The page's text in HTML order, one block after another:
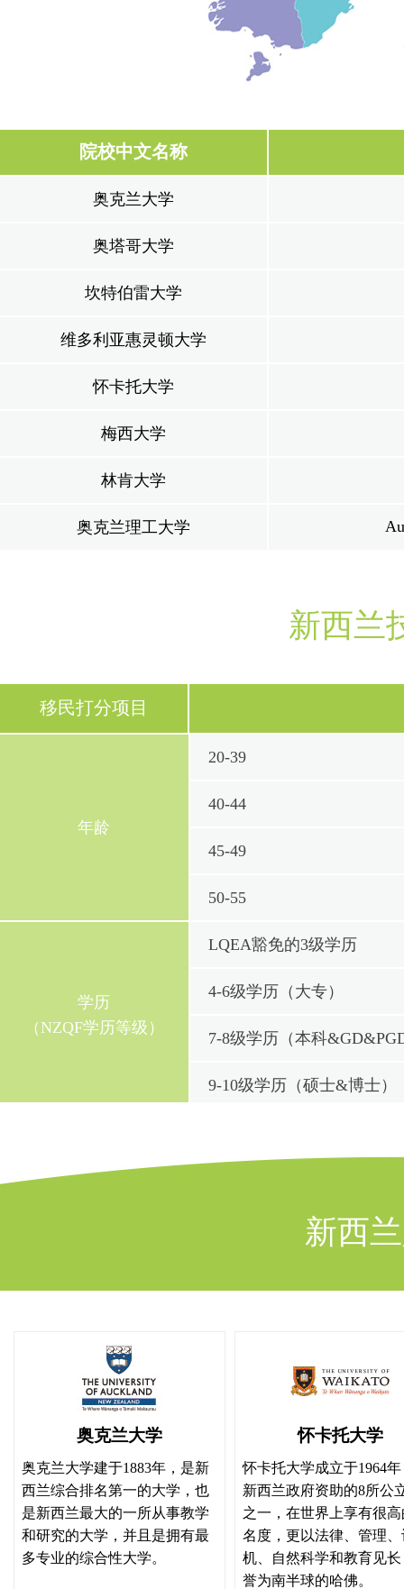
院校中文名称
奥克兰大学
奥塔哥大学
坎特伯雷大学
维多利亚惠灵顿大学
怀卡托大学
梅西大学
林肯大学
奥克兰理工大学
新西兰
移民打分项目
年龄
20-39
40-44
45-49
50-55
学历
（NZQF学历等级）
LQEA豁免的3级学历
4-6级学历（大专）
7-8级学历（本科
9-10级学历（硕士&博士）
学历额外分
2年研究生及以上学历（
技能就业
注：技能就业得分要求
ANZSCO职业大典任意等
技能就业额外分
（多选，可叠加）
长期短缺职业LTSSL
奥克兰以外地区就业
收入超过新西兰国民中位
注：收入超过新西兰国民
新西
奥克兰大学
奥克兰大学建于1883年，是新
西兰综合排名第一的大学，也
是新西兰最大的一所从事教学
和研究的大学，并且是拥有最
多专业的综合性大学。
怀卡托大学
怀卡托大学成立于1964
新西兰政府资助的8所公
之一，在世界上享有很
名度，更以法律、管理
机、自然科学和教育见
誉为南半球的哈佛。